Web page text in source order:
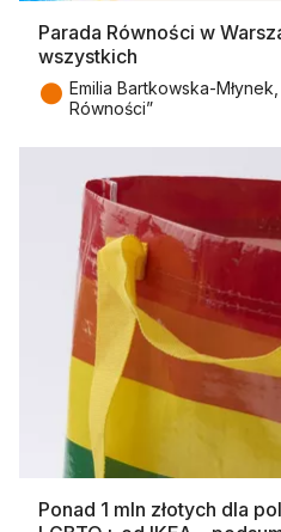
Parada Równości w
wszystkich
● Emilia Bartkowska-
Równości”
Ponad 1 mln złotych dla